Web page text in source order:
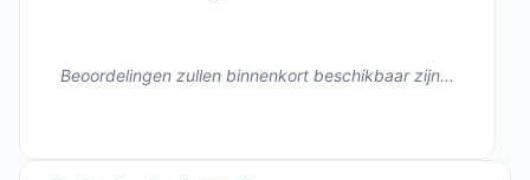
Beoordelingen zullen binnenkort beschikbaar zijn...